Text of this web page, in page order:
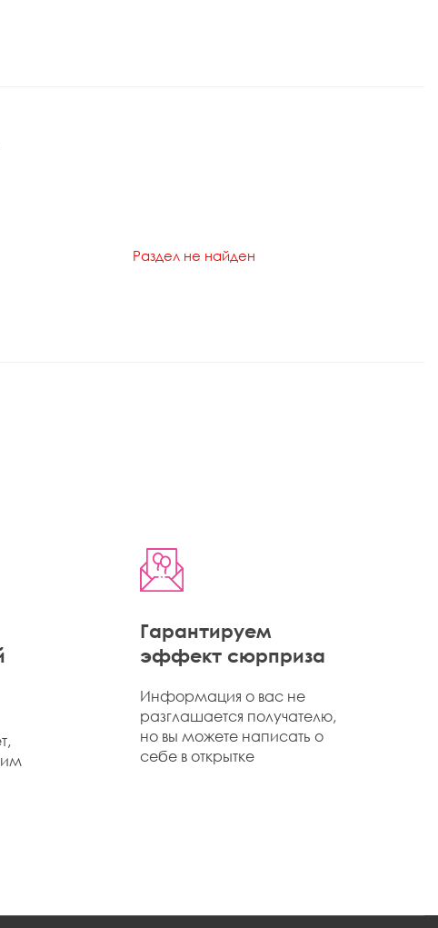
Раздел не найден
Гарантируем
эффект сюрприза
Информация о вас не
разглашается получателю,
но вы можете написать о
себе в открытке